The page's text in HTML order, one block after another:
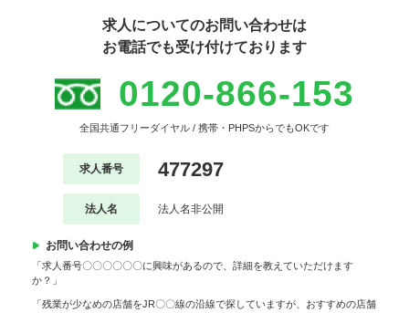
求人についてのお問い合わせは
お電話でも受け付けております
0120-866-153
全国共通フリーダイヤル / 携帯・PHPSからでもOKです
求人番号 477297
法人名 法人名非公開
お問い合わせの例
「求人番号〇〇〇〇〇〇に興味があるので、詳細を教えていただけます
か？」
「残業が少なめの店舗をJR〇〇線の沿線で探していますが、おすすめの店舗